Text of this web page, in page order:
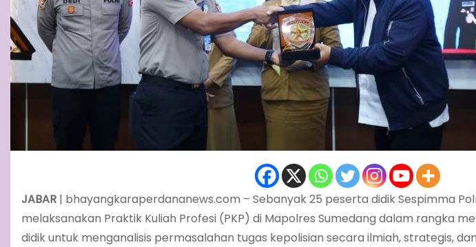
JABAR | bhayangkaraperdananews.com – Sebanyak 25 peserta didik Sespimma
melaksanakan Praktik Kuliah Profesi (PKP) di Mapolres Sumedang dalam rangka
didik untuk menganalisis permasalahan tugas kepolisian secara ilmiah, strategis,